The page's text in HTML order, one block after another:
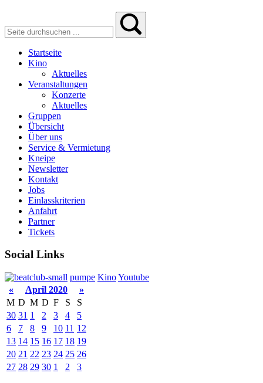
Startseite
Kino
Aktuelles
Veranstaltungen
Konzerte
Aktuelles
Gruppen
Übersicht
Über uns
Service & Vermietung
Kneipe
Newsletter
Kontakt
Jobs
Einlasskriterien
Anfahrt
Partner
Tickets
Social Links
pumpe KinoYoutube
«
April 2020
»
M D M D F S
S
30 31 1 2 3 4
5
6
7 8 9 10 11 12
13 14 15 16 17 18 19
20 21 22 23 24 25 26
27 28 29 30 1 2 3